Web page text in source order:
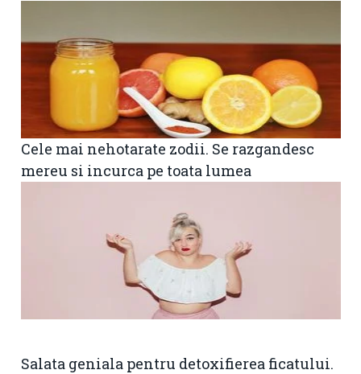
Cele mai nehotarate zodii. Se razgandesc
mereu si incurca pe toata lumea
Salata geniala pentru detoxifierea ficatului.